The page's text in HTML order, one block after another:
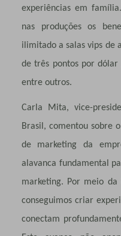
experiências em
nas produções os
ilimitado a salas vips de
de três pontos por dólar
entre outros.
Carla Mita, vice-
Brasil, comentou sobre
de marketing da
alavanca fundamental
marketing. Por meio
conseguimos criar
conectam